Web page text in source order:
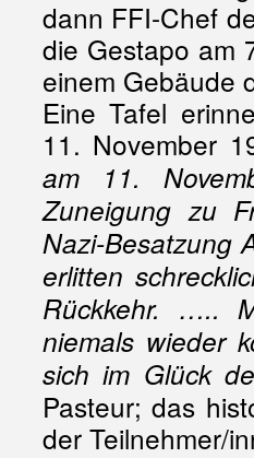
dann FFI-Chef
die Gestapo am
einem Gebäude
Eine Tafel
11. November
am 11.
Zuneigung zu
Nazi-Besatzung
erlitten
Rückkehr. …..
niemals wieder
sich im Glück
Pasteur; das
der Teilnehmer/